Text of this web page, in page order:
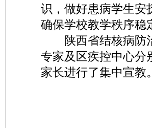
识，做好患病学生安
确保学校教学秩序稳
陕西省结核病防
专家及区疾控中心分
家长进行了集中宣教